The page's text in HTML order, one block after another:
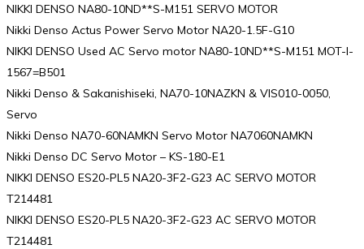
NIKKI DENSO NA80-10ND**S-M151 SERVO MOTOR
Nikki Denso Actus Power Servo Motor NA20-1.5F-G10
NIKKI DENSO Used AC Servo motor NA80-10ND**S-M151 MOT-I-
1567=B501
Nikki Denso & Sakanishiseki, NA70-10NAZKN & VIS010-0050,
Servo
Nikki Denso NA70-60NAMKN Servo Motor NA7060NAMKN
Nikki Denso DC Servo Motor – KS-180-E1
NIKKI DENSO ES20-PL5 NA20-3F2-G23 AC SERVO MOTOR
T214481
NIKKI DENSO ES20-PL5 NA20-3F2-G23 AC SERVO MOTOR
T214481